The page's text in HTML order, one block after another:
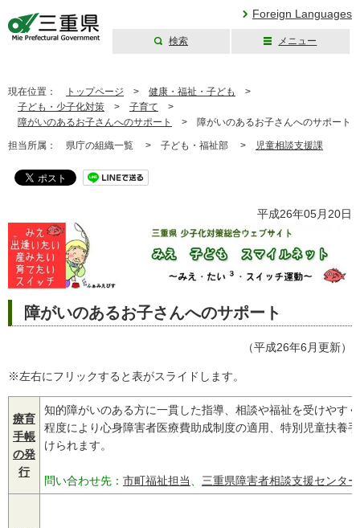
Foreign Languages
検索 メニュー
現在位置： トップページ > 健康・福祉・子ども
>
子ども・少子化対策 > 子育て >
障がいのあるお子さんへのサポート
> 障がいのあるお子さんへのサポート
担当所属： 県庁の組織一覧 > 子ども・福祉部 > 児童相談支援課
平成26年05月20日
障がいのあるお子さんへのサポート
（平成26年6月更新）
※左右にフリックすると表がスライドします。
療育
手帳
の発
行
知的障がいのある方に一貫した指導、相談や福祉を受けやす
程度により心身障害者医療費助成制度の適用、特別児童扶養
けられます。
問い合わせ先： 市町福祉担当 三重県障害者相談支援センター